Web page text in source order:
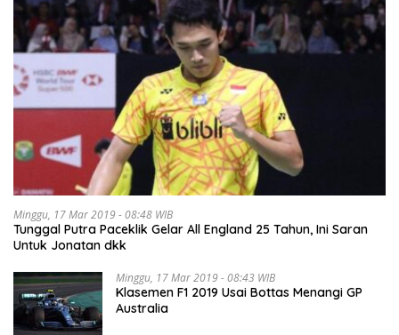
Minggu, 17 Mar 2019 - 08:48 WIB
Tunggal Putra Paceklik Gelar All England 25 Tahun, Ini Saran
Untuk Jonatan dkk
Minggu, 17 Mar 2019 - 08:43 WIB
Klasemen F1 2019 Usai Bottas Menangi GP
Australia